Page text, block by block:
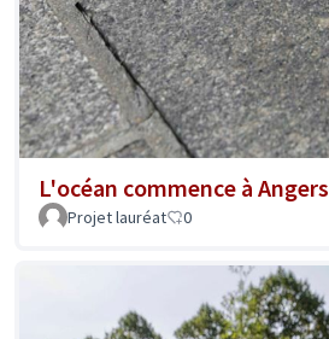
L'océan commence à Angers
Projet lauréat 0